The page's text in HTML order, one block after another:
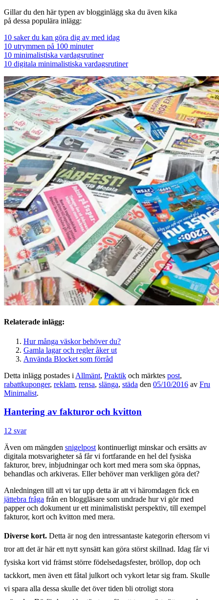
Gillar du den här typen av blogginlägg ska du även kika
på dessa populära inlägg:
10 saker du kan göra dig av med idag
10 utrymmen på 100 minuter
10 minimalistiska vardagsrutiner
10 digitala minimalistiska vardagsrutiner
Relaterade inlägg:
Hur många väskor behöver du?
Gamla lagar och regler åker ut
Använda Blocket som förråd
Detta inlägg postades i Allmänt, Praktik och märktes post,
rabattkuponger, reklam, rensa, slänga, städa den 05/10/2016 av Fru
Minimalist.
Hantering av fakturor och kvitton
12 svar
Även om mängden snigelpost kontinuerligt minskar och ersätts av
digitala motsvarigheter så får vi fortfarande en hel del fysiska
fakturor, brev, inbjudningar och kort med mera som ska öppnas,
behandlas och arkiveras. Eller behöver man verkligen göra det?
Anledningen till att vi tar upp detta är att vi häromdagen fick en
jättebra fråga från en bloggläsare som undrade hur vi gör med
papper och dokument ur ett minimalistiskt perspektiv, till exempel
fakturor, kort och kvitton med mera.
Diverse kort. Detta är nog den intressantaste kategorin eftersom vi
tror att det är här ett nytt synsätt kan göra störst skillnad. Idag får vi
fysiska kort vid främst större födelsedagsfester, bröllop, dop och
tackkort, men även ett fåtal julkort och vykort letar sig fram. Skulle
vi spara alla dessa skulle det över tiden bli otroligt stora